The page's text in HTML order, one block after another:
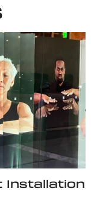
Installation